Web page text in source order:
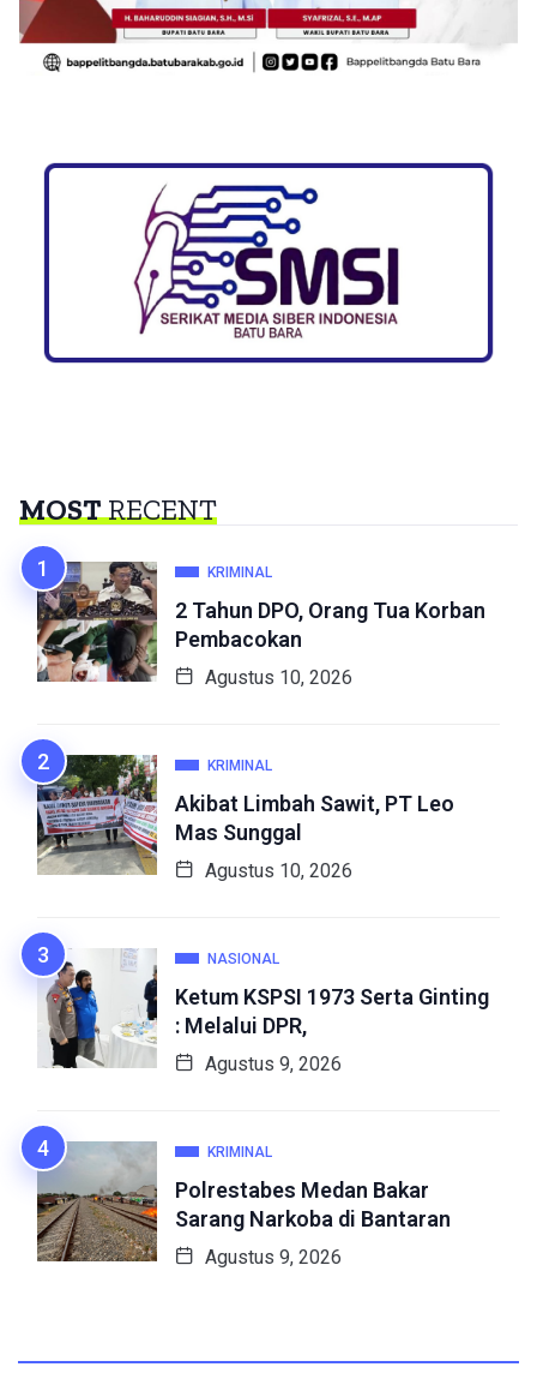
MOSTRECENT
KRIMINAL
2 Tahun DPO, Orang Tua Korban
Pembacokan
Agustus 10, 2026
KRIMINAL
Akibat Limbah Sawit, PT Leo
Mas Sunggal
Agustus 10, 2026
NASIONAL
Ketum KSPSI 1973 Serta Ginting
: Melalui DPR,
Agustus 9, 2026
KRIMINAL
Polrestabes Medan Bakar
Sarang Narkoba di Bantaran
Agustus 9, 2026